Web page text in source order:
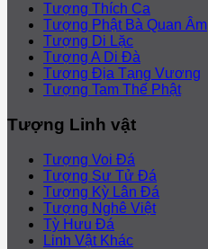
Tượng Thích Ca
Tượng Phật Bà Quan Âm
Tượng Di Lặc
Tượng A Di Đà
Tượng Địa Tạng Vương
Tượng Tam Thế Phật
Tượng Linh vật
Tượng Voi Đá
Tượng Sư Tử Đá
Tượng Kỳ Lân Đá
Tượng Nghê Việt
Tỳ Hưu Đá
Linh Vật Khác